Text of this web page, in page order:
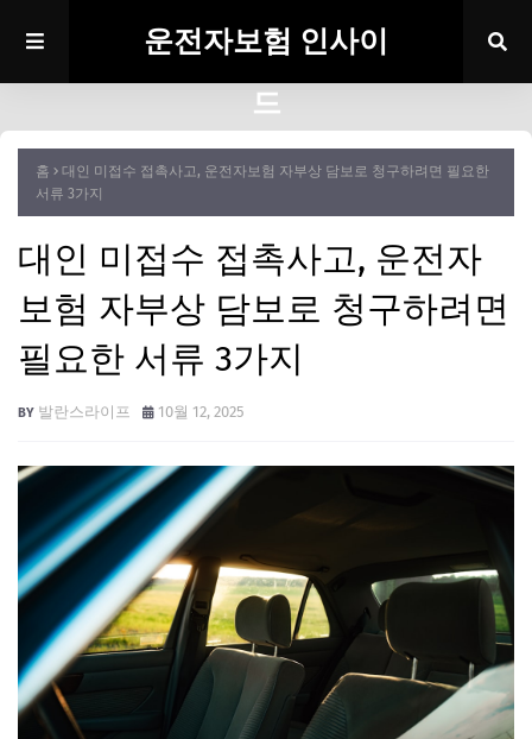
운전자보험 인사이
드
홈
대인 미접수 접촉사고, 운전자보험 자부상 담보로 청구하려면 필요한
서류 3가지
대인 미접수 접촉사고, 운전자
보험 자부상 담보로 청구하려면
필요한 서류 3가지
발란스라이프 10월 12, 2025